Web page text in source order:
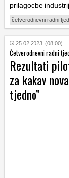
prilagodbe
četverodnevni radni
25.02.2023. (08:00)
Četverodnevni radni
Rezultati
za kakav
tjedno”